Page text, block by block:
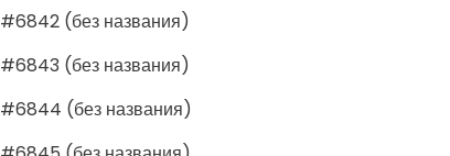
#6842 (без названия)
#6843 (без названия)
#6844 (без названия)